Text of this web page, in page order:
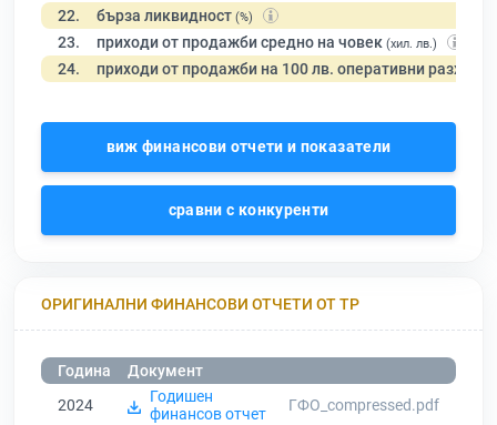
22. бърза ликвидност (%)
23. приходи от продажби средно на човек (хил. лв.)
24. приходи от продажби на 100 лв. оперативни разходи
виж финансови отчети и показатели
сравни с конкуренти
ОРИГИНАЛНИ ФИНАНСОВИ ОТЧЕТИ ОТ ТР
Година
Документ
2024
Годишен
финансов отчет
ГФО_compressed.pdf